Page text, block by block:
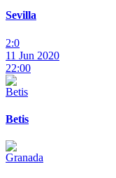
Sevilla
2:0
11 Jun 2020
22:00
Betis